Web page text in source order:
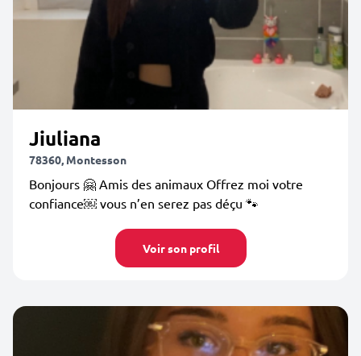
Jiuliana
78360, Montesson
Bonjours 🤗 Amis des animaux Offrez moi votre
confiance￼ vous n’en serez pas déçu 🐾
Voir son profil